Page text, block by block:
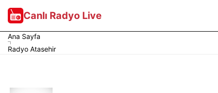
Canlı Radyo Live
Ana Sayfa
Radyo Atasehir